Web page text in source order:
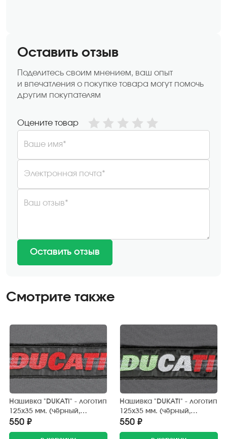
Оставить отзыв
Поделитесь своим мнением, ваш опыт
и впечатления о покупке товара могут помочь
другим покупателям
Оцените товар
Ваше имя*
Электронная почта*
Ваш отзыв*
Оставить отзыв
Смотрите также
Нашивка "DUKATI" - логотип
125х35 мм. (чёрный,
красный)
550 ₽
Нашивка "DUKATI" - логотип
125х35 мм. (чёрный,
красный, белый, зелёный)
550 ₽